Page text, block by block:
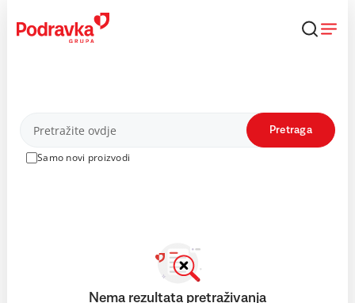
content
Proizvodi
Samo novi proizvodi
Pretraga
Nema rezultata pretraživanja